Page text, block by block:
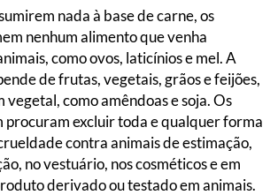
nada à base de carne, os
nenhum alimento que venha
como ovos, laticínios e mel. A
de frutas, vegetais, grãos e feijões,
vegetal, como amêndoas e soja. Os
procuram excluir toda e qualquer forma
contra animais de estimação,
no vestuário, nos cosméticos e em
derivado ou testado em animais.